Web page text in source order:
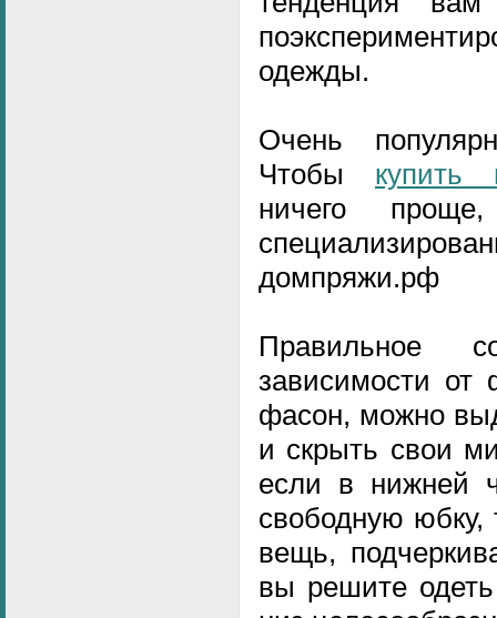
одежды.
Очень
Чтобы купить
ничего
домпряжи.рф
Правильное
зависимости от
фасон, можно
и скрыть свои
если в нижней
свободную юбку,
вещь,
вы решите